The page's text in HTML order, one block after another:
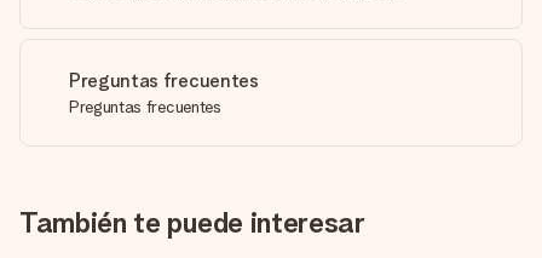
Preguntas frecuentes
Preguntas frecuentes
También te puede interesar